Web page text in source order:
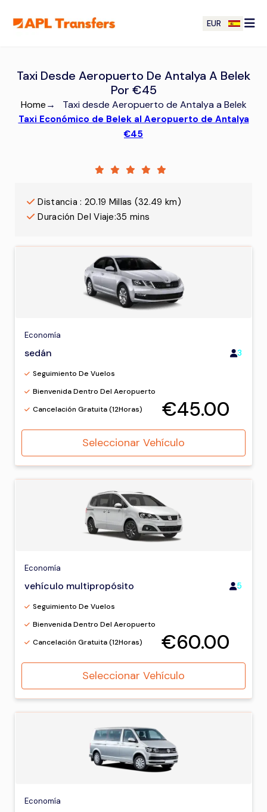
EUR
Taxi Desde Aeropuerto De Antalya A Belek
Por €45
Home→ Taxi desde Aeropuerto de Antalya a Belek
Taxi Económico de Belek al Aeropuerto de Antalya
€45
Distancia : 20.19 Millas (32.49 km)
Duración Del Viaje:35 mins
Economía
sedán 3
Seguimiento De Vuelos
Bienvenida Dentro Del Aeropuerto
Cancelación Gratuita (12Horas)
€45.00
Seleccionar Vehículo
Economía
vehículo multipropósito 5
Seguimiento De Vuelos
Bienvenida Dentro Del Aeropuerto
Cancelación Gratuita (12Horas)
€60.00
Seleccionar Vehículo
Economía